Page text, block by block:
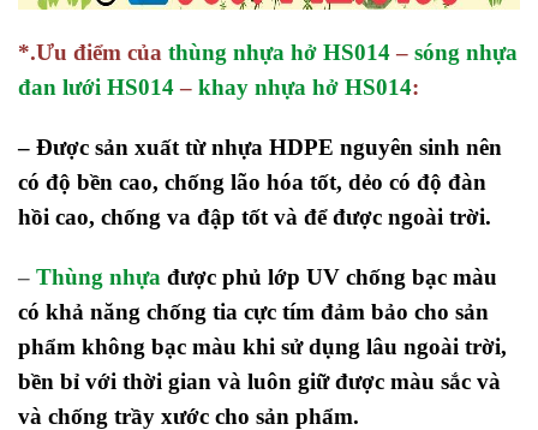
*.Ưu điểm của thùng nhựa hở HS014– sóng nhựa
đan lưới HS014– khay nhựa hở HS014:
– Được sản xuất từ nhựa HDPE nguyên sinh nên
có độ bền cao, chống lão hóa tốt, dẻo có độ đàn
hồi cao, chống va đập tốt và để được ngoài trời.
– Thùng nhựa được phủ lớp UV chống bạc màu
có khả năng chống tia cực tím đảm bảo cho sản
phẩm không bạc màu khi sử dụng lâu ngoài trời,
bền bỉ với thời gian và luôn giữ được màu sắc và
và chống trầy xước cho sản phẩm.